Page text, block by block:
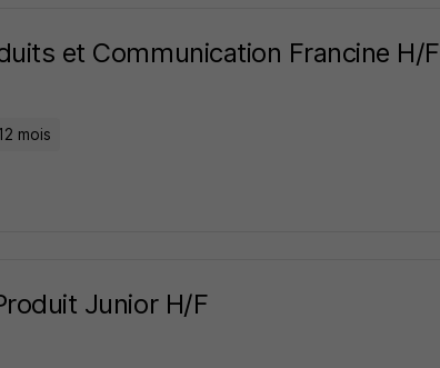
et Communication Francine H/F
mois
Junior H/F